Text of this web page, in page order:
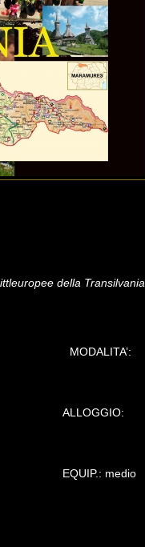
della Transilvania
medio